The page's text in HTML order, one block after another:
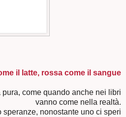
il latte, rossa come il sangue
pura, come quando anche nei libri
vanno come nella realtà.
speranze, nonostante uno ci speri